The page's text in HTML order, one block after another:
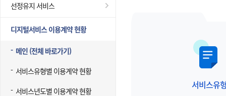
선정유지 서비스
디지털서비스 이용계약 현황
메인 (전체 바로가기)
서비스유형별 이용계약 현황
서비스년도별 이용계약 현황
서비스유